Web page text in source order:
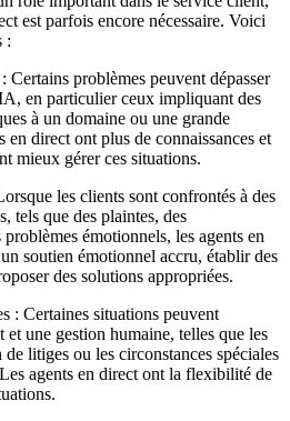
est parfois encore nécessaire. Voici
:
Certains problèmes peuvent dépasser
en particulier ceux impliquant des
à un domaine ou une grande
en direct ont plus de connaissances et
mieux gérer ces situations.
les clients sont confrontés à des
tels que des plaintes, des
émotionnels, les agents en
soutien émotionnel accru, établir des
des solutions appropriées.
: Certaines situations peuvent
et une gestion humaine, telles que les
litiges ou les circonstances spéciales
agents en direct ont la flexibilité de